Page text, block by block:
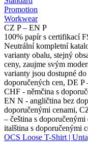
Promotion
Workwear
CZ P – EN P
100% papír s certifikací
Neutrální kompletní
varianty obalu, stejný
ceny, zaujme svým
varianty jsou dostupné
doporučených cen, DE P
CHF - němčina s
EN N - angličtina bez
doporučenými cenami,
– čeština s
italština s doporučenými
OCS Loose T-Shirt |